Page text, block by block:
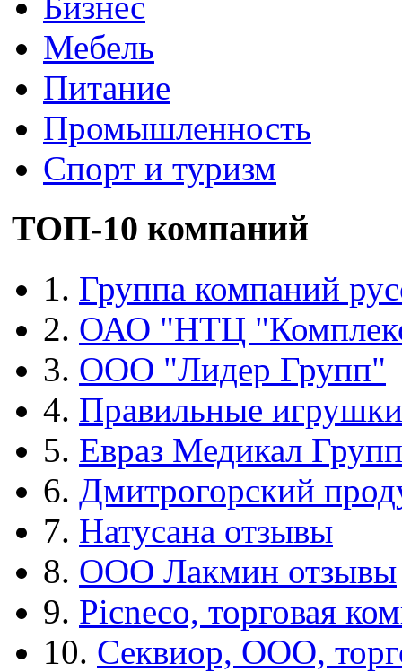
Мебель
Питание
Промышленность
Спорт и туризм
ТОП-10 компаний
1. Группа компаний
2. ОАО "НТЦ
3. ООО "Лидер Групп"
4. Правильные игрушки
5. Евраз Медикал Групп
6. Дмитрогорский
7. Натусана отзывы
8. ООО Лакмин отзывы
9. Picneco, торговая
10. Секвиор, ООО,